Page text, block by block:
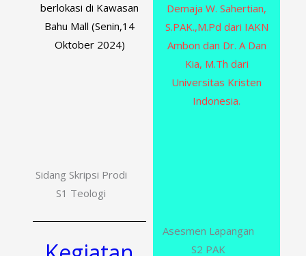
berlokasi di Kawasan
Bahu Mall (Senin,14
Oktober 2024)
Sidang Skripsi Prodi
S1 Teologi
Demaja W. Sahertian,
S.PAK.,M.Pd dari IAKN
Ambon dan Dr. A Dan
Kia, M.Th dari
Universitas Kristen
Indonesia.
Asesmen Lapangan
S2 PAK